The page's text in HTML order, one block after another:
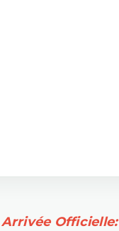
Arrivée Officielle: